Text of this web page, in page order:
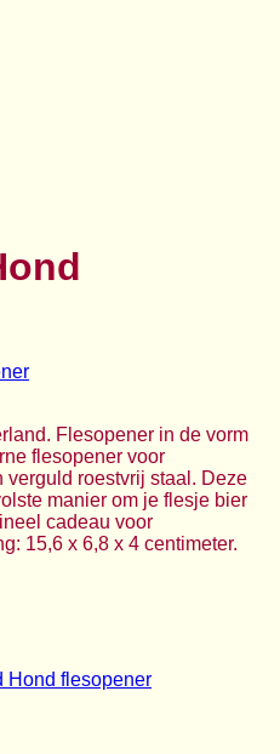
Flesopener in de vorm
flesopener voor
verguld roestvrij staal. Deze
manier om je flesje bier
cadeau voor
15,6 x 6,8 x 4 centimeter.
Hond flesopener